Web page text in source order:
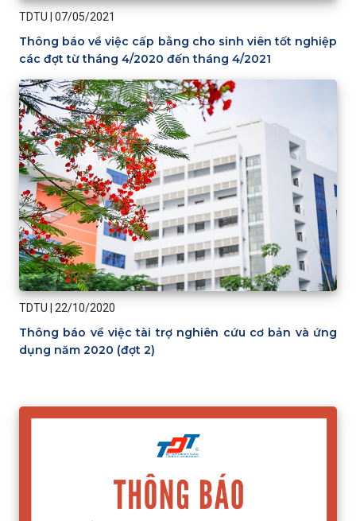
TDTU | 07/05/2021
Thông báo về việc cấp bằng cho sinh viên tốt nghiệp
các đợt từ tháng 4/2020 đến tháng 4/2021
TDTU 22/10/2020
Thông báo về việc tài trợ nghiên cứu cơ bản và ứng
dụng năm 2020 (đợt 2)